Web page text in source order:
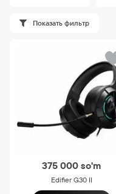
Показать фильтр
375 000so'm
Edifier G30 II